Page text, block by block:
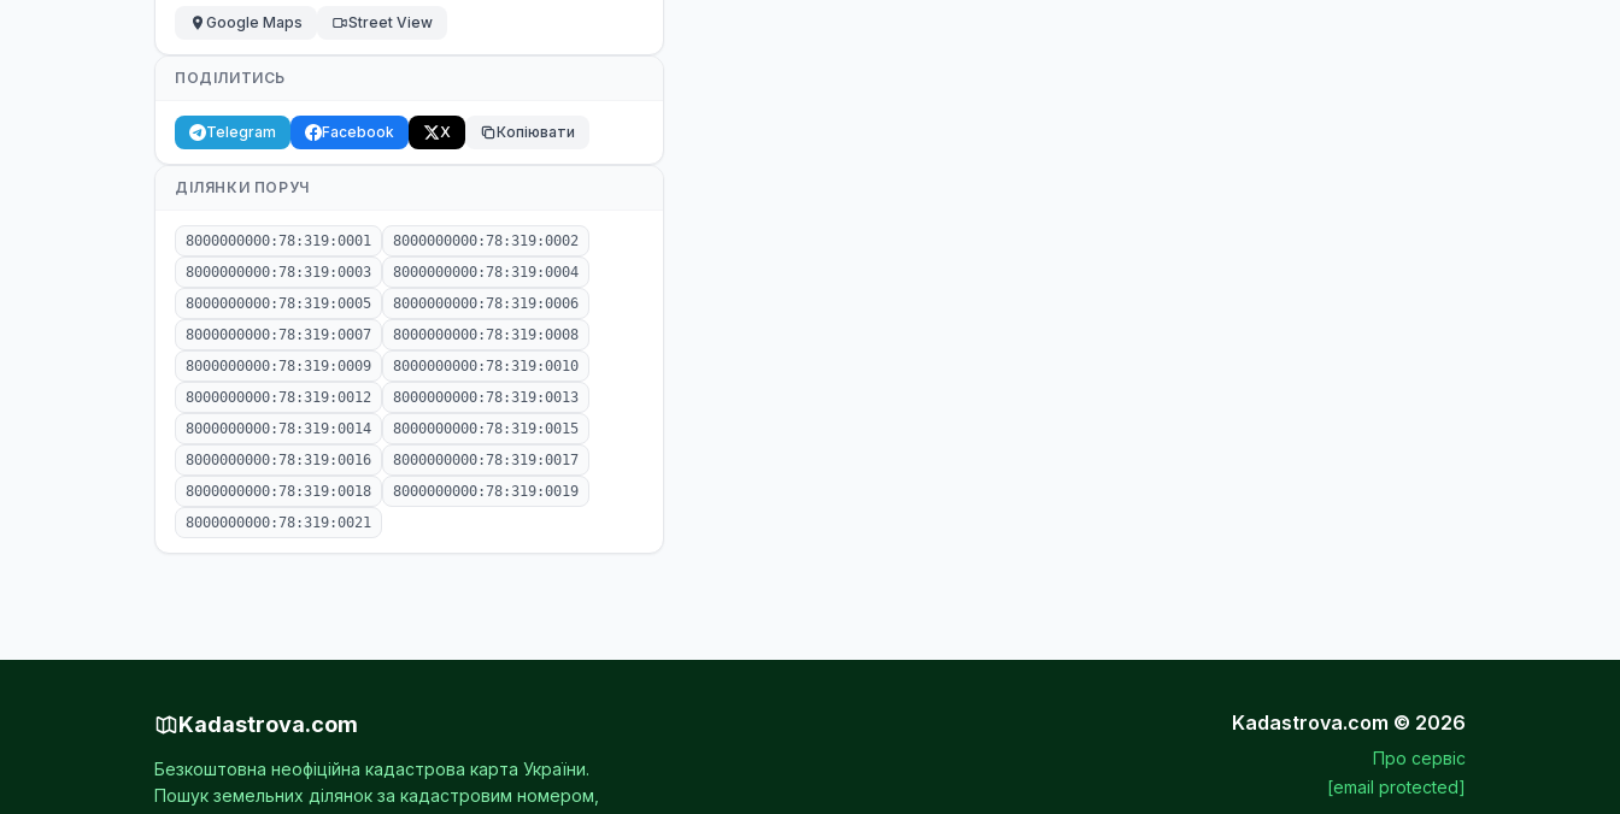
Google Maps
Street View
ПОДІЛИТИСЬ
Telegram Facebook X Копіювати
ДІЛЯНКИ ПОРУЧ
8000000000:78:319:0001
8000000000:78:319:0002
8000000000:78:319:0003
8000000000:78:319:0004
8000000000:78:319:0005
8000000000:78:319:0006
8000000000:78:319:0007
8000000000:78:319:0008
8000000000:78:319:0009
8000000000:78:319:0010
8000000000:78:319:0012
8000000000:78:319:0013
8000000000:78:319:0014
8000000000:78:319:0015
8000000000:78:319:0016
8000000000:78:319:0017
8000000000:78:319:0018
8000000000:78:319:0019
8000000000:78:319:0021
Kadastrova.com
Безкоштовна неофіційна кадастрова карта України.
Пошук земельних ділянок за кадастровим номером,
Kadastrova.com © 2026
Про сервіс
[email protected]